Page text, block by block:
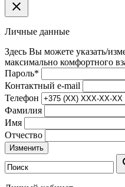
clear
Личные данные
Здесь Вы можете указать/
максимально комфортного
Пароль*
Контактный e-mail
Телефон
Фамилия
Имя
Отчество
Изменить